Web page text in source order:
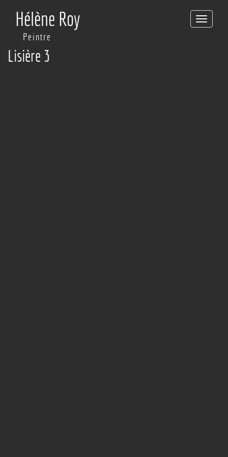
Toggle
navigation
Hélène Roy
Peintre
Lisière 3